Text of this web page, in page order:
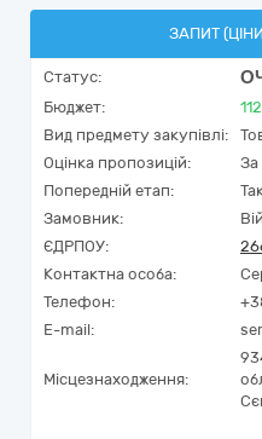
ЗАПИТ
Статус:
Бюджет:
Вид предмету закупівлі:
Оцінка пропозицій:
За
Попередній етап:
Замовник:
ЄДРПОУ:
Контактна особа:
Телефон:
E-mail:
Місцезнаходження: